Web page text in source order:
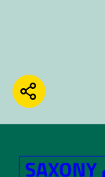
COMPARTIR